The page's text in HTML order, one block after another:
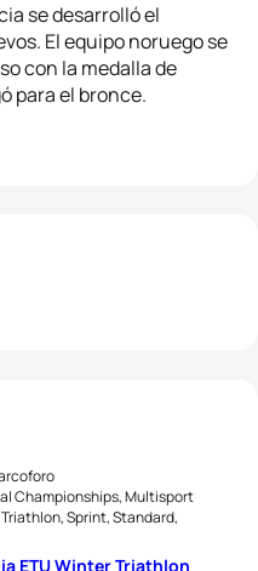
se desarrolló el
El equipo noruego se
con la medalla de
para el bronce.
Championships, Multisport
Sprint, Standard,
ETU Winter Triathlon